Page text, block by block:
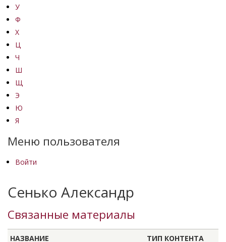
У
Ф
Х
Ц
Ч
Ш
Щ
Э
Ю
Я
Меню пользователя
Войти
Сенько Александр
Связанные материалы
НАЗВАНИЕ ТИП КОНТЕНТА